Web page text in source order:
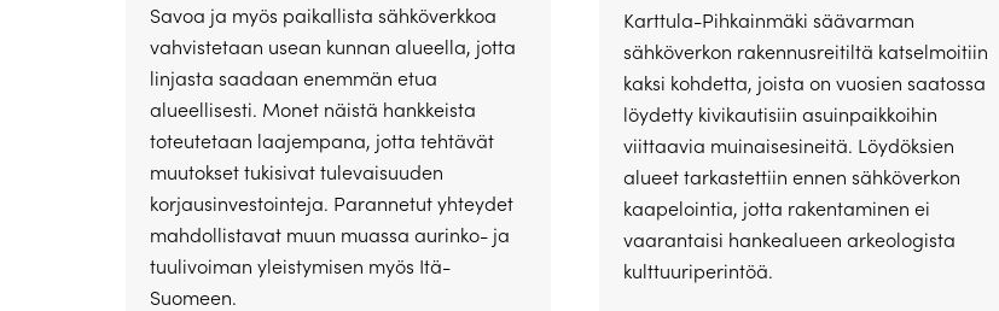
Savoa ja myös paikallista sähköverkkoa
vahvistetaan usean kunnan alueella, jotta
linjasta saadaan enemmän etua
alueellisesti. Monet näistä hankkeista
toteutetaan laajempana, jotta tehtävät
muutokset tukisivat tulevaisuuden
korjausinvestointeja. Parannetut yhteydet
mahdollistavat muun muassa aurinko- ja
tuulivoiman yleistymisen myös Itä-
Suomeen.
Karttula-Pihkainmäki säävarman
sähköverkon rakennusreitiltä katselmoitiin
kaksi kohdetta, joista on vuosien saatossa
löydetty kivikautisiin asuinpaikkoihin
viittaavia muinaisesineitä. Löydöksien
alueet tarkastettiin ennen sähköverkon
kaapelointia, jotta rakentaminen ei
vaarantaisi hankealueen arkeologista
kulttuuriperintöä.